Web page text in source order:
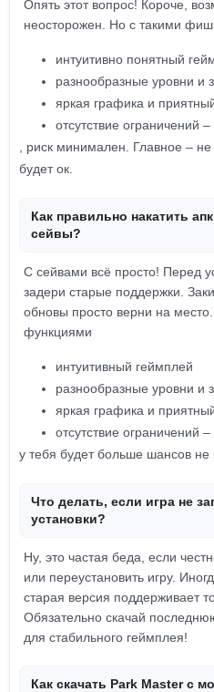
Опять этот вопрос! Короче,
неосторожен. Но с такими
интуитивно понятный
разнообразные уровни и
яркая графика и
отсутствие ограничений
, риск минимален. Главное –
будет ок.
Как правильно накатить
сейвы?
С сейвами всё просто! Перед
задери старые поддержки.
обновы просто верни на
функциями
интуитивный геймплей
разнообразные уровни и
яркая графика и
отсутствие ограничений
у тебя будет больше шансов не
Что делать, если игра не
установки?
Ну, это частая беда, если
или переустановить игру.
старая версия поддерживает
Обязательно скачай
для стабильного геймплея!
Как скачать Park Master с